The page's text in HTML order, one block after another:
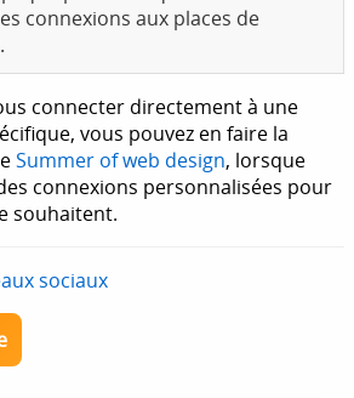
connexions aux places de
connecter directement à une
vous pouvez en faire la
Summer of web design, lorsque
connexions personnalisées pour
souhaitent.
sociaux